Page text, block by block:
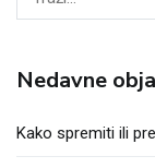
Nedavne
Kako spremiti ili